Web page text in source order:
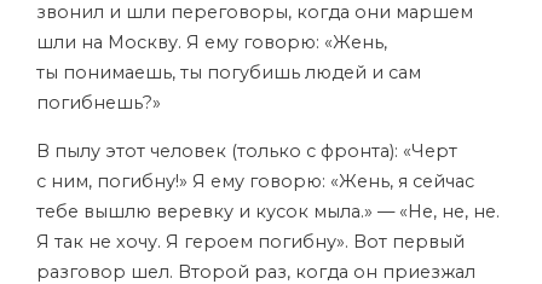
звонил и шли переговоры, когда они маршем
шли на Москву. Я ему говорю: «Жень,
ты понимаешь, ты погубишь людей и сам
погибнешь?»
В пылу этот человек (только с фронта): «Черт
с ним, погибну!» Я ему говорю: «Жень, я сейчас
тебе вышлю веревку и кусок мыла.» — «Не, не, не.
Я так не хочу. Я героем погибну». Вот первый
разговор шел. Второй раз, когда он приезжал